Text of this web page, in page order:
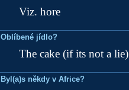
Viz. hore
Oblíbené jídlo?
The cake (if its not a lie)
Byl(a)s někdy v Africe?